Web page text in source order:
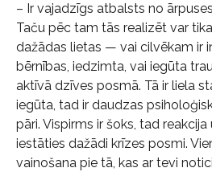
– Ir vajadzīgs atbalsts no
Taču pēc tam tās realizēt var
dažādas lietas — vai cilvēkam ir
bērnības, iedzimta, vai iegūta
aktīvā dzīves posmā. Tā ir liela
iegūta, tad ir daudzas
pāri. Vispirms ir šoks, tad
iestāties dažādi krīzes posmi.
vainošana pie tā, kas ar tevi